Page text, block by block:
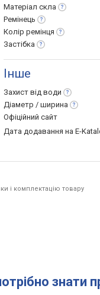
Матеріал скла
Ремінець
Колір ремінця
Застібка
Інше
Захист від води
Діаметр / ширина
Офіційний сайт
Дата додавання на E-
і комплектацію товару
знати